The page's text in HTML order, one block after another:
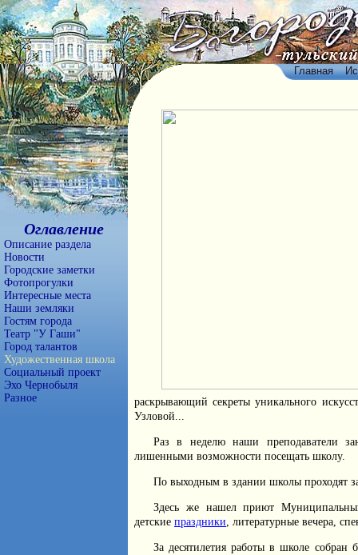
Оглавление
Описание раздела
Новости
Городские заметки
Фотопрогулки
Интересные места
Наши земляки
Гостям города
Театр "У Гаши"
Город талантов
Художественная школа
Социальный проект
Эхо Чернобыля
Разное
Главная
раскрывающий секреты уникального
Узловой...
Раз в неделю наши преподаватели
лишенными возможности посещать школу.
По выходным в здании школы проходят
Здесь же нашел приют
детские праздники, литературные вечера,
За десятилетия работы в школе собран